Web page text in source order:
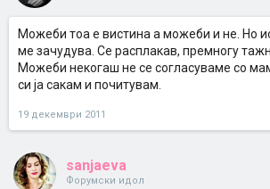
Можеби тоа е вистина а можеби и не. Но
ме зачудува. Се расплакав, премногу
Можеби некогаш не се согласуваме со
си ја сакам и почитувам.
19 декември 2011
sanjaeva
Форумски идол